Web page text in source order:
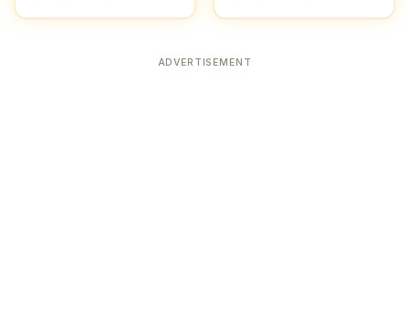
ADVERTISEMENT